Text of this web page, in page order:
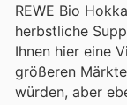
REWE Bio
herbstliche
Ihnen hier eine
größeren
würden, aber